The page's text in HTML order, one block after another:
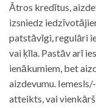
Ātros kredītus,
izsniedz
patstāvīgi, regulāri
vai ķīla. Pastāv arī
ienākumiem, bet
aizdevumu.
atteikts, vai